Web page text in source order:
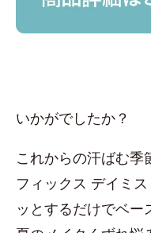
いかがでしたか？
これからの汗ばむ季
フィックス デイミ
ッとするだけでベー